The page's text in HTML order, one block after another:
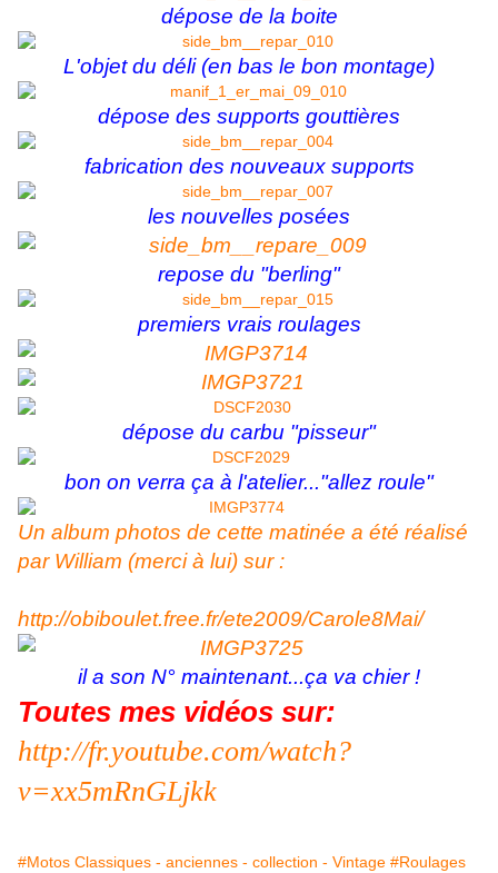
dépose de la boite
L'objet du déli (en bas le bon montage)
dépose des supports gouttières
fabrication des nouveaux supports
les nouvelles posées
repose du "berling"
premiers vrais roulages
dépose du carbu "pisseur"
bon on verra ça à l'atelier..."allez roule"
Un album photos de cette matinée a été réalisé
par William (merci à lui) sur :
http://obiboulet.free.fr/ete2009/Carole8Mai/
il a son N° maintenant...ça va chier !
Toutes mes vidéos sur:
http://fr.youtube.com/watch?
v=xx5mRnGLjkk
#Motos Classiques - anciennes - collection - Vintage #Roulages